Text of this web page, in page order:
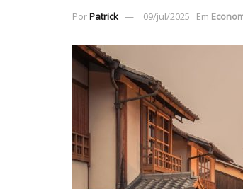
PorPatrick 09/jul/2025 Em